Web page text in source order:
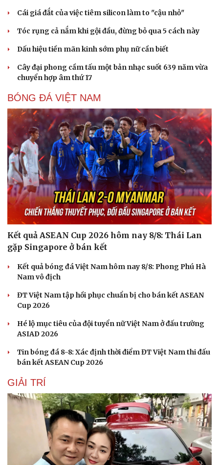
Sức khỏe
Dinh dưỡng - món ngon
Cây thuốc
Sản phụ khoa
Nhi khoa
Nam khoa
Làm đẹp - giảm cân
Phòng mạch online
Ăn sạch sống khỏe
Đời sống
Nhà đẹp
Blog
Tình yêu - Gia đình
Cái giá đắt của việc tiêm silicon làm to "cậu nhỏ"
Tóc rụng cả nắm khi gội đầu, đừng bỏ qua 5 cách này
Dấu hiệu tiền mãn kinh sớm phụ nữ cần biết
Cây đại phong cầm tấu một bản nhạc suốt 639 năm vừa
chuyển hợp âm thứ 17
BÓNG ĐÁ VIỆT NAM
Kết quả ASEAN Cup 2026 hôm nay 8/8: Thái Lan
gặp Singapore ở bán kết
Kết quả bóng đá Việt Nam hôm nay 8/8: Phong Phú Hà
Nam vô địch
ĐT Việt Nam tập hồi phục chuẩn bị cho bán kết ASEAN
Cup 2026
Hé lộ mục tiêu của đội tuyển nữ Việt Nam ở đấu trường
ASIAD 2026
Tin bóng đá 8-8: Xác định thời điểm ĐT Việt Nam thi đấu
bán kết ASEAN Cup 2026
GIẢI TRÍ